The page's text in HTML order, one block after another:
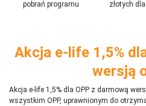
pobrań programu
złotych
Akcja e-life 1,5%
wersją
Akcja e-life 1,5% dla OPP z darmową
wszystkim OPP, uprawnionym do